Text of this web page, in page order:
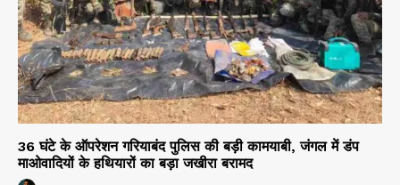
36 घंटे के ऑपरेशन गरियाबंद पुलिस की बड़ी कामयाबी, जंगल में डंप
माओवादियों के हथियारों का बड़ा जखीरा बरामद